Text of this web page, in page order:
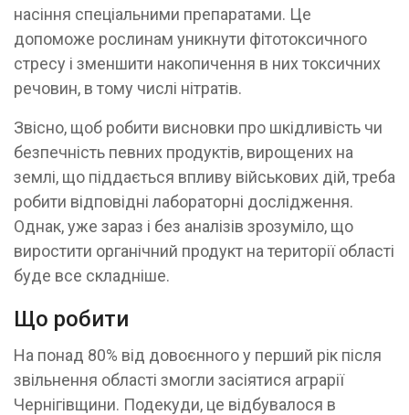
насіння спеціальними препаратами. Це
допоможе рослинам уникнути фітотоксичного
стресу і зменшити накопичення в них токсичних
речовин, в тому числі нітратів.
Звісно, щоб робити висновки про шкідливість чи
безпечність певних продуктів, вирощених на
землі, що піддається впливу військових дій, треба
робити відповідні лабораторні дослідження.
Однак, уже зараз і без аналізів зрозуміло, що
виростити органічний продукт на території області
буде все складніше.
Що робити
На понад 80% від довоєнного у перший рік після
звільнення області змогли засіятися аграрії
Чернігівщини. Подекуди, це відбувалося в